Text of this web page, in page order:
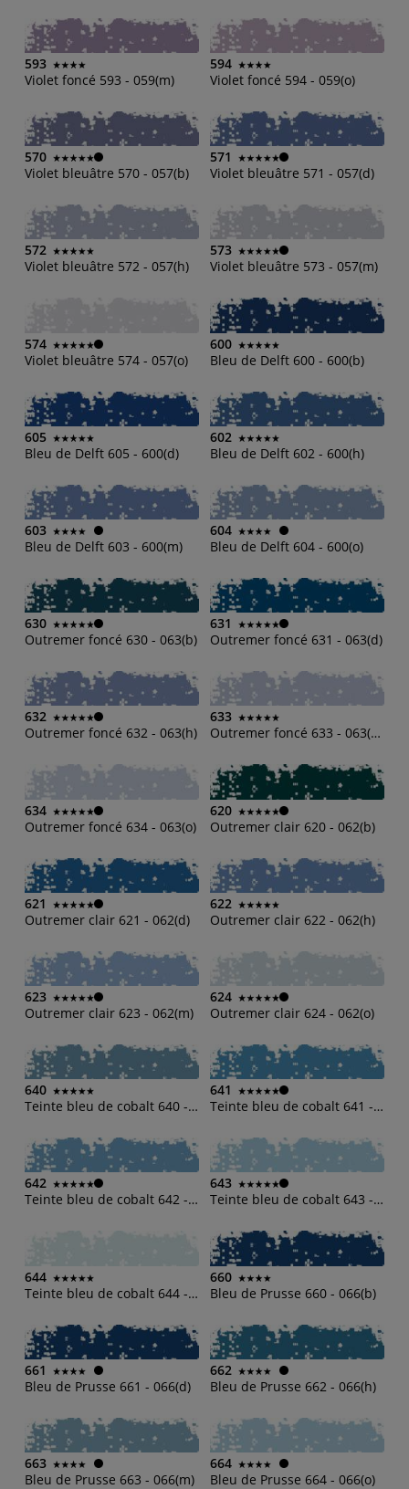
593
Violet foncé 593 - 059(m)
594
Violet foncé 594 - 059(o)
570
Violet bleuâtre 570 - 057(b)
571
Violet bleuâtre 571 - 057(d)
572
Violet bleuâtre 572 - 057(h)
573
Violet bleuâtre 573 - 057(m)
574
Violet bleuâtre 574 - 057(o)
600
Bleu de Delft 600 - 600(b)
605
Bleu de Delft 605 - 600(d)
602
Bleu de Delft 602 - 600(h)
603
Bleu de Delft 603 - 600(m)
604
Bleu de Delft 604 - 600(o)
630
Outremer foncé 630 - 063(b)
631
Outremer foncé 631 - 063(d)
632
Outremer foncé 632 - 063(h)
633
Outremer foncé 633 - 063(m)
634
Outremer foncé 634 - 063(o)
620
Outremer clair 620 - 062(b)
621
Outremer clair 621 - 062(d)
622
Outremer clair 622 - 062(h)
623
Outremer clair 623 - 062(m)
624
Outremer clair 624 - 062(o)
640
Teinte bleu de cobalt 640 - 064(b)
641
Teinte bleu de cobalt 641 - 064(d)
642
Teinte bleu de cobalt 642 - 064(h)
643
Teinte bleu de cobalt 643 - 064(m)
644
Teinte bleu de cobalt 644 - 064(o)
660
Bleu de Prusse 660 - 066(b)
661
Bleu de Prusse 661 - 066(d)
662
Bleu de Prusse 662 - 066(h)
663
Bleu de Prusse 663 - 066(m)
664
Bleu de Prusse 664 - 066(o)